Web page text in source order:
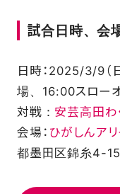
FAQ
試合日時、会
日時：2025/3/9（
場、16:00スロー
対戦： 安芸高田わ
会場： ひがしんア
都墨田区錦糸4-